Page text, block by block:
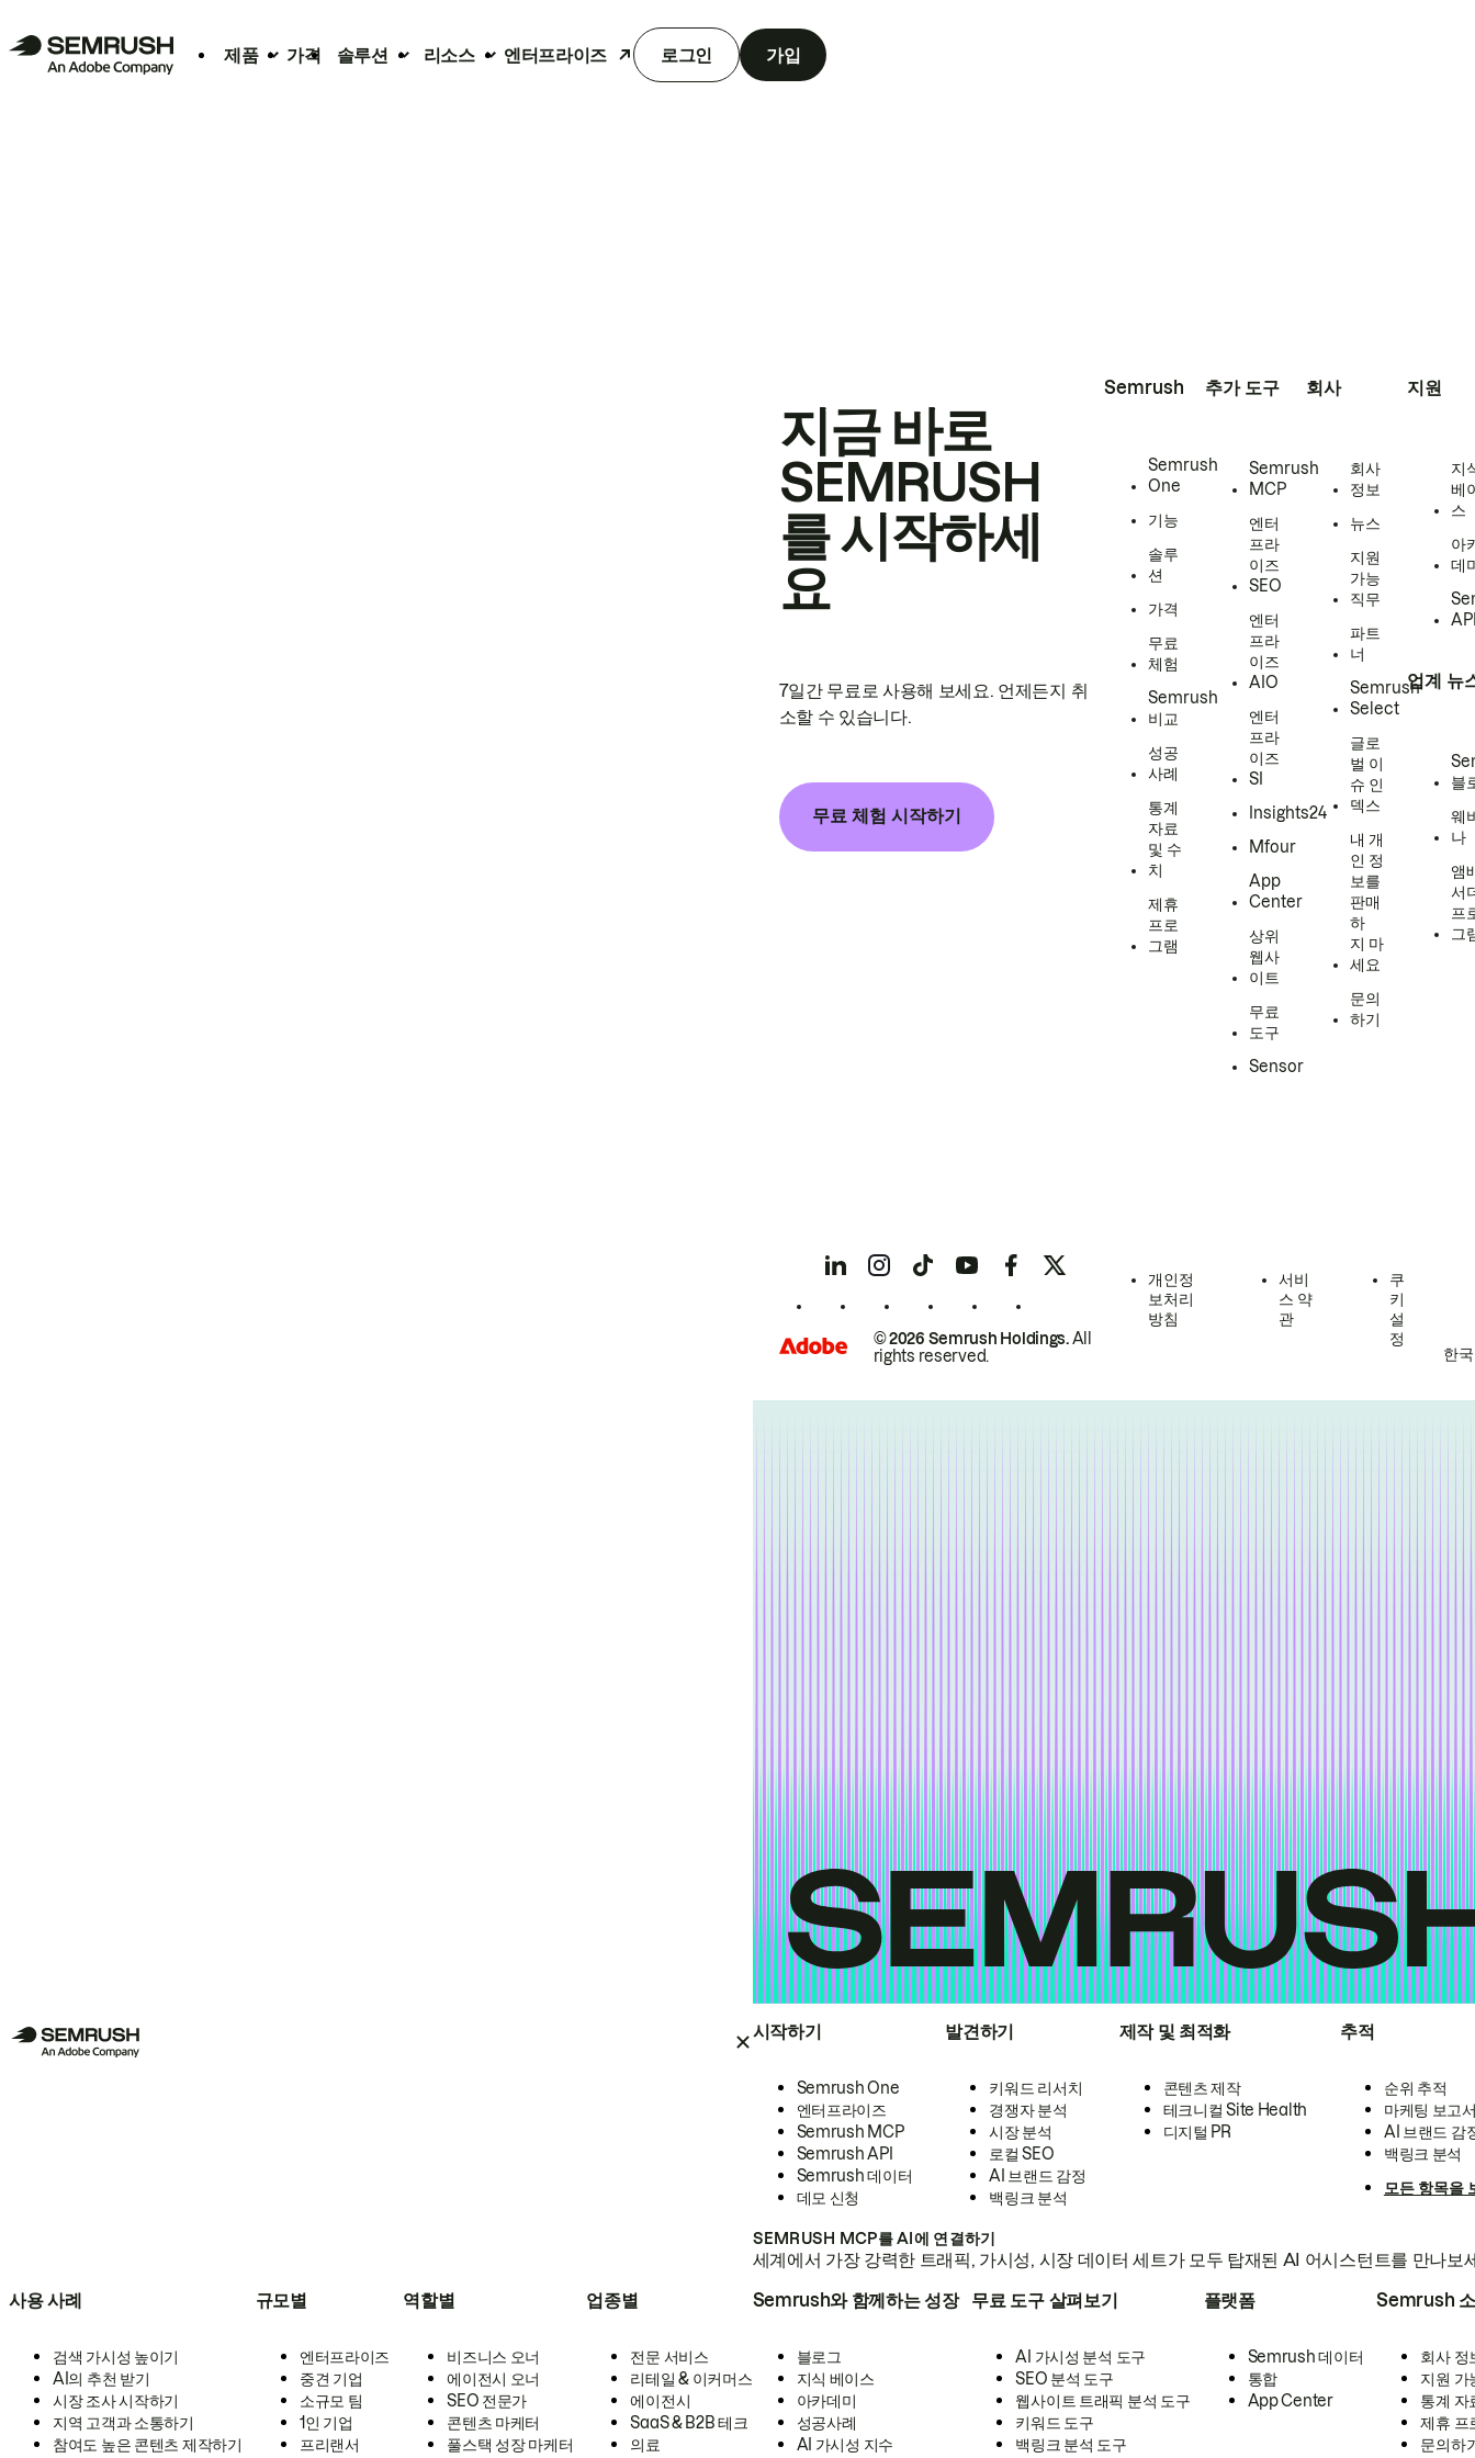
제품 가격 솔루션 리소스 엔터프라이즈 로그인 가입
시작하기
Semrush One
엔터프라이즈
Semrush MCP
Semrush API
Semrush 데이터
데모 신청
발견하기
키워드 리서치
경쟁자 분석
시장 분석
로컬 SEO
AI 브랜드 감정
백링크 분석
제작 및 최적화
콘텐츠 제작
테크니컬 Site Health
디지털 PR
추적
순위 추적
마케팅 보고
AI 브랜드 감
백링크 분석
모든 항목을
SEMRUSH MCP를 AI에 연결하기
세계에서 가장 강력한 트래픽, 가시성, 시장 데이터 세트가 모두 탑재된 AI 어시스턴트를 만나보
사용 사례
검색 가시성 높이기
AI의 추천 받기
시장 조사 시작하기
지역 고객과 소통하기
참여도 높은 콘텐츠 제작하기
규모별
엔터프라이즈
중견 기업
소규모 팀
1인 기업
프리랜서
역할별
비즈니스 오너
에이전시 오너
SEO 전문가
콘텐츠 마케터
풀스택 성장 마케터
업종별
전문 서비스
리테일 & 이커머스
에이전시
SaaS & B2B 테크
의료
Semrush와 함께하는 성장
블로그
지식 베이스
아카데미
성공사례
AI 가시성 지수
무료 도구 살펴보기
AI 가시성 분석 도구
SEO 분석 도구
웹사이트 트래픽 분석 도구
키워드 도구
백링크 분석 도구
플랫폼
Semrush 데이터
통합
App Center
Semrush
회사 정
지원 가
통계 자
제휴 프
문의하
지금 바로
SEMRUSH
를 시작하세
요
7일간 무료로 사용해 보세요. 언제든지 취
소할 수 있습니다.
무료 체험 시작하기
Semrush
Semrush
One
기능
솔루
션
가격
무료
체험
Semrush
비교
성공
사례
통계
자료
및 수
치
제휴
프로
그램
추가 도구
Semrush
MCP
엔터
프라
이즈
SEO
엔터
프라
이즈
AIO
엔터
프라
이즈
SI
Insights24
Mfour
App
Center
상위
웹사
이트
무료
도구
Sensor
회사
회사
정보
뉴스
지원
가능
직무
파트
너
Semrush
Select
글로
벌 이
슈 인
덱스
내 개
인 정
보를
판매
하
지 마
세요
문의
하기
지원
지
베
스
아
데
업계 뉴
블
웨
나
앰
서
프
그
© 2026 Semrush Holdings.All
rights reserved.
개인정
보처리
방침
서비
스 약
관
쿠
키
설
정
한